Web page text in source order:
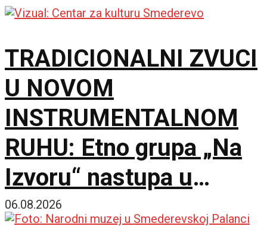
TRADICIONALNI ZVUCI
U NOVOM
INSTRUMENTALNOM
RUHU: Etno grupa „Na
Izvoru“ nastupa u
Smederevu
06.08.2026